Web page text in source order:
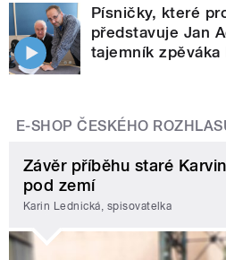
Písničky, které
představuje Jan
tajemník zpěváka
E-SHOP ČESKÉHO
Závěr příběhu staré
pod zemí
Karin Lednická, spisovatelka